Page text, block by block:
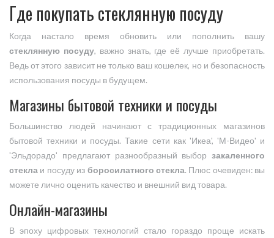
Где покупать стеклянную посуду
Когда настало время обновить или пополнить вашу
стеклянную посуду, важно знать, где её лучше приобретать.
Ведь от этого зависит не только ваш кошелек, но и безопасность
использования посуды в будущем.
Магазины бытовой техники и посуды
Большинство людей начинают с традиционных магазинов
бытовой техники и посуды. Такие сети как 'Икеа', 'М-Видео' и
'Эльдорадо' предлагают разнообразный выбор закаленного
стекла и посуду из боросилатного стекла. Плюс очевиден: вы
можете лично оценить качество и внешний вид товара.
Онлайн-магазины
В эпоху цифровых технологий стало гораздо проще искать